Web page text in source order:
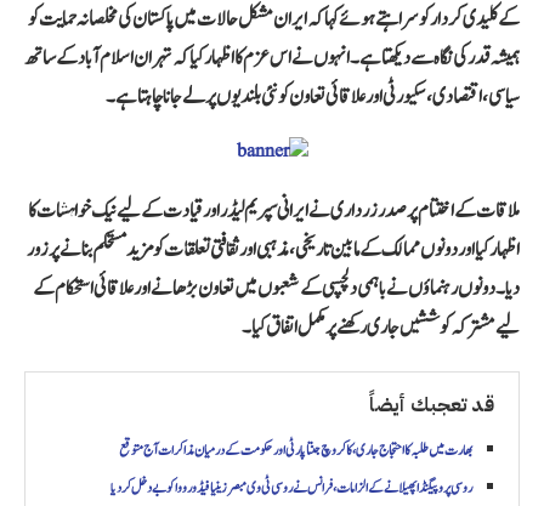
کے کلیدی کردار کو سراہتے ہوئے کہا کہ ایران مشکل حالات میں پاکستان کی مخلصانہ حمایت کو
ہمیشہ قدر کی نگاہ سے دیکھتا ہے۔ انہوں نے اس عزم کا اظہار کیا کہ تہران اسلام آباد کے ساتھ
سیاسی، اقتصادی، سکیورٹی اور علاقائی تعاون کو نئی بلندیوں پر لے جانا چاہتا ہے۔
ملاقات کے اختتام پر صدر زرداری نے ایرانی سپریم لیڈر اور قیادت کے لیے نیک خواہشات کا
اظہار کیا اور دونوں ممالک کے مابین تاریخی، مذہبی اور ثقافتی تعلقات کو مزید مستحکم بنانے پر زور
دیا۔ دونوں رہنماؤں نے باہمی دلچسپی کے شعبوں میں تعاون بڑھانے اور علاقائی استحکام کے
لیے مشترکہ کوششیں جاری رکھنے پر مکمل اتفاق کیا۔
قد تعجبك أيضاً
بھارت میں طلبہ کا احتجاج جاری، کاکروچ جنتا پارٹی اور حکومت کے درمیان مذاکرات آج متوقع
روسی پروپیگنڈا پھیلانے کے الزامات، فرانس نے روسی ٹی وی مبصر زینیا فیڈورووا کو بے دخل کر دیا